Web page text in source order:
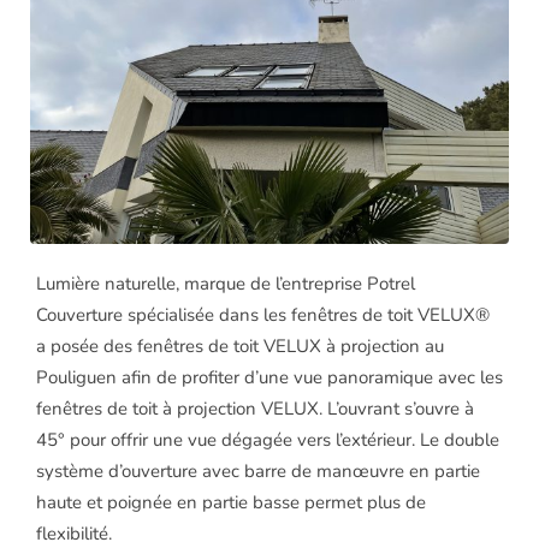
Lumière naturelle, marque de l’entreprise Potrel
Couverture spécialisée dans les fenêtres de toitVELUX®
a posée des fenêtres de toit VELUX à projection au
Pouliguen afin de profiter d’une vue panoramique avec les
fenêtres de toit à projection VELUX. L’ouvrant s’ouvre à
45° pour offrir une vue dégagée vers l’extérieur. Le double
système d’ouverture avec barre de manœuvre en partie
haute et poignée en partie basse permet plus de
flexibilité.